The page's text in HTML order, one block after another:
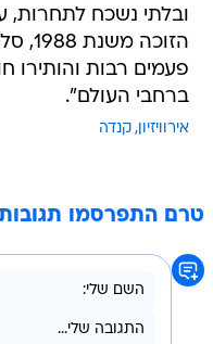
ובלתי נשכח לתחרות,
פעמים רבות
ברחבי העולם".
אירוויזיון קנדה
טרם התפרסמו